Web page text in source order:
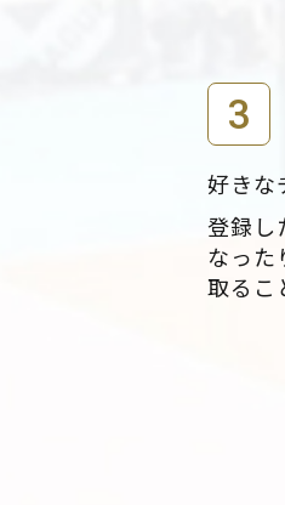
3
好きな
登録し
なった
取るこ